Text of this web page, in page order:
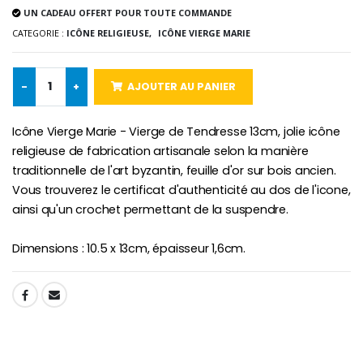
€58.50
Bougie Neuvaine pour une Guérison - 17.5cm
€4.90 €23.00
UN CADEAU OFFERT POUR TOUTE COMMANDE
CATEGORIE : ICÔNE RELIGIEUSE, ICÔNE VIERGE MARIE
- + AJOUTER AU PANIER
Icône Vierge Marie - Vierge de Tendresse 13cm, jolie icône
religieuse de fabrication artisanale selon la manière
traditionnelle de l'art byzantin, feuille d'or sur bois ancien.
Vous trouverez le certificat d'authenticité au dos de l'icone,
ainsi qu'un crochet permettant de la suspendre.
Dimensions : 10.5 x 13cm, épaisseur 1,6cm.
SHARE: